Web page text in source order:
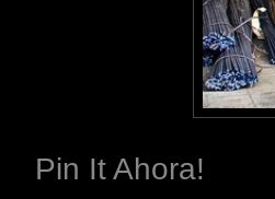
Pin It Ahora!